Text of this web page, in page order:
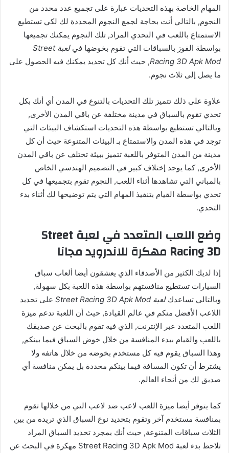
المهام الخاصة بهذه التحديات عبارة على تجميع عدد محدد من
النجوم, بالتالي أنت بحاجة لجمع النجوم المحددة لك لكي تستطيع
الاستمتاع باللعب في التحدي المراد, تلك النجوم يمكنك تجميعها
بواسطة الفوز بالسباقات التي تقوم بخوضها في
لعبة Street
Racing 3D Apk Mod, حيث أنك كل تحديد يمكنك فيه الحصول على
ما يصل إلى ثلاث نجوم.
علاوة على ذلك تتميز تلك التحديات بالتنوع في المدن أي أنك بكل
تحدي تقوم بالسباق في مدينة مختلفة عن باقي المدن الأخرى,
وبالتالي تستطيع بواسطة هذه التحديات استكشاف البيئات التي
توجد في هذه المدن والاستمتاع بـ البيئات المتنوعة حيث أن كل
مدينة من المدن المتوفر باللعبة تتميز ببيئة تختلف عن باقي المدن
الأخرى, كما يوجد إختلاف كبير في التصميم الهندسي الخاص
بالمباني التي تشاهدها أثناء اللعب, النجوم تقوم بتجميعها في كل
تحدي بواسطة القيام بتنفيذ المهام التي يتم توضيحها لك أثناء بدء
التحدي.
وضع اللعب المتعدد في لعبة Street
Racing 3D مهكرة للاندرويد مجانا
إذا لديك الكثير من الأصدقاء الذي يعشقون أيضا ألعاب سباق
السيارات تستطيع منافستهم بواسطة هذه اللعبة بكل سهولة,
وبالتالي تساعدكلعبة Street Racing 3D Apk Mod
على تحديد
اللاعب الأفضل منكم في عالم القيادة, حيث أن اللعبة تدعم ميزة
اللعب المتعدد عبر الإنترنت, الذي فيه تقوم بالبحث عن صديقك
باللعب والقيام ببدء المنافسة من خلال خوض السباق فيما بينكم,
وهذا السباق يقوم فيه كل مستخدم بخوضه من خلال هاتفه ولا
يشترط أن تكون المسافة فيما بينكم محددة بل يمكن منافسة أي
صديق لك من أنحاء العالم.
كما يتوفر أيضا ميزة اللعب لاعب ضد لاعب التي من خلالها تقوم
بمنافسة مستخدم آخر وتقوم بتحديد نوع السباق الذي تريده من بين
الثلاث سباقات المتنوعة, حيث أنك بمجرد تحديد السباق المراد
تلاحظ بدء لعبة Street Racing 3D Apk Mod مهكرة في البحث عن